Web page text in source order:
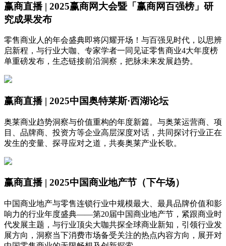
赢商直播 | 2025赢商网大会暨「赢商网百强榜」研
究成果发布
零售商业人的年会盛典即将闪耀开场！与百强见时代，以思辨
启新程，与行业大咖、专家学者一同见证零售商业4大年度榜
单重磅发布，生态链接前沿洞察，把脉未来发展趋势。
赢商直播 | 2025中国奥特莱斯·西湖论坛
奥莱商业趋势洞察与价值重构的年度新篇。与奥莱运营商、项
目、品牌商、投资方等企业高层深度对话，共同探讨行业正在
发生的变量、探寻应对之道，共奏奥莱产业长歌。
赢商直播 | 2025中国商业地产节（下午场）
中国商业地产与零售连锁行业中规模最大、最具品牌价值和影
响力的行业年度盛典——第20届中国商业地产节，紧跟商业时
代发展主题，与行业顶尖大咖共探全球商业新知，引领行业发
展方向，洞察当下消费市场备受关注的热点内容方向，展开对